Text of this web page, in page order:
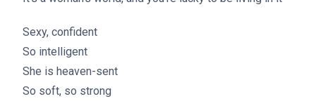
Sexy, confident
So intelligent
She is heaven-sent
So soft, so strong